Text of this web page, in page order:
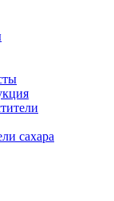
сахара